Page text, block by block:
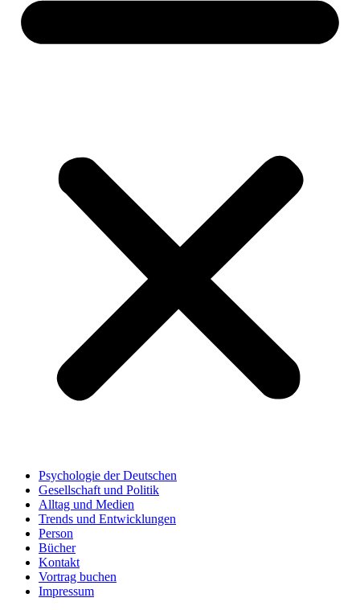
Psychologie der Deutschen
Gesellschaft und Politik
Alltag und Medien
Trends und Entwicklungen
Person
Bücher
Kontakt
Vortrag buchen
Impressum